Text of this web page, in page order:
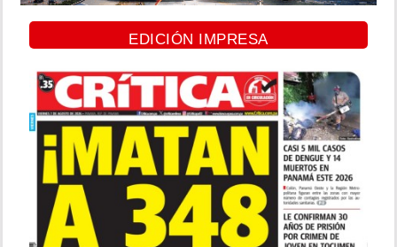
EDICIÓN IMPRESA